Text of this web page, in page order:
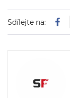
Sdílejte na: